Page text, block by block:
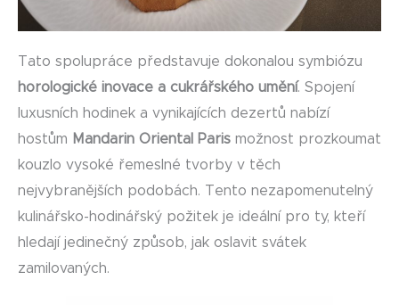
Tato spolupráce představuje dokonalou symbiózu
horologické inovace a cukrářského umění. Spojení
luxusních hodinek a vynikajících dezertů nabízí
hostům Mandarin Oriental Paris možnost prozkoumat
kouzlo vysoké řemeslné tvorby v těch
nejvybranějších podobách. Tento nezapomenutelný
kulinářsko-hodinářský požitek je ideální pro ty, kteří
hledají jedinečný způsob, jak oslavit svátek
zamilovaných.